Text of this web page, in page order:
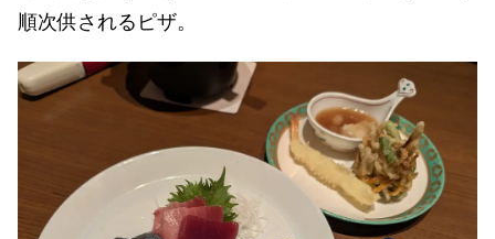
順次供されるピザ。